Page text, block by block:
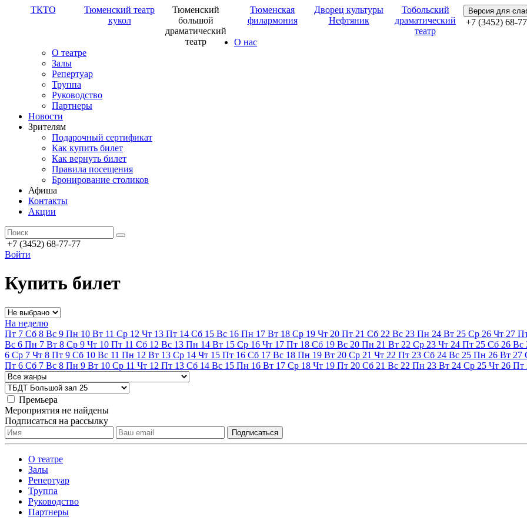
ТКТО
Тюменский театр
кукол
Тюменский
большой
драматический
театр
Тюменская
филармония
Дворец культуры
Нефтяник
Тобольский
драматический
театр
Версия для
+7 (3452) 68-
О нас
О театре
Залы
Репертуар
Труппа
Руководство
Партнеры
Новости
Зрителям
Подарочный сертификат
Как купить билет
Как вернуть билет
Правила посещения
Бронирование столиков
Афиша
Контакты
Акции
+7 (3452) 68-77-77
Войти
Купить билет
На неделю
Пт 7 Сб 8 Вс 9 Пн 10 Вт 11 Ср 12 Чт 13 Пт 14 Сб 15 Вс 16 Пн 17 Вт 18 Ср 19 Чт 20 Пт 21 Сб 22 Вс 23 Пн 24 Вт 25 Ср 26 Чт 27
Вс 6 Пн 7 Вт 8 Ср 9 Чт 10 Пт 11 Сб 12 Вс 13 Пн 14 Вт 15 Ср 16 Чт 17 Пт 18 Сб 19 Вс 20 Пн 21 Вт 22 Ср 23 Чт 24 Пт 25 Сб 26 Вс
6 Ср 7 Чт 8 Пт 9 Сб 10 Вс 11 Пн 12 Вт 13 Ср 14 Чт 15 Пт 16 Сб 17 Вс 18 Пн 19 Вт 20 Ср 21 Чт 22 Пт 23 Сб 24 Вс 25 Пн 26 Вт 27
Пт 6 Сб 7 Вс 8 Пн 9 Вт 10 Ср 11 Чт 12 Пт 13 Сб 14 Вс 15 Пн 16 Вт 17 Ср 18 Чт 19 Пт 20 Сб 21 Вс 22 Пн 23 Вт 24 Ср 25 Чт 26 Пт
Премьера
Мероприятия не найдены
Подписаться на рассылку
О театре
Залы
Репертуар
Труппа
Руководство
Партнеры